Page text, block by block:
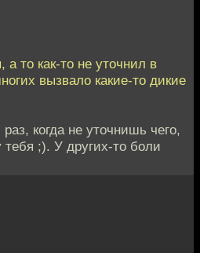
то как-то не уточнил в
вызвало какие-то дикие
когда не уточнишь чего,
;). У других-то боли